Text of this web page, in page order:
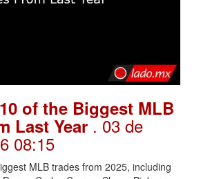
of the Biggest MLB
Last Year. 03 de
08:15
MLB trades from 2025, including